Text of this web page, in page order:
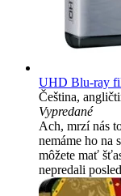
UHD Blu-ray
Čeština,
Vypredané
Ach, mrzí nás
nemáme ho na
môžete mať
nepredali